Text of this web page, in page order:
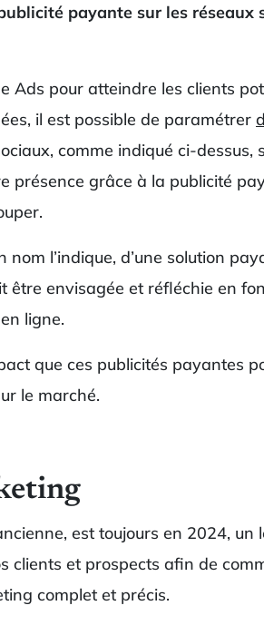
payante sur les réseaux
Ads pour atteindre les clients
il est possible de paramétrer
comme indiqué ci-
présence grâce à la publicité
nom l’indique, d’une solution
être envisagée et réfléchie en
ligne.
que ces publicités
le marché.
est toujours en 2024,
clients et prospects afin de
complet et précis.